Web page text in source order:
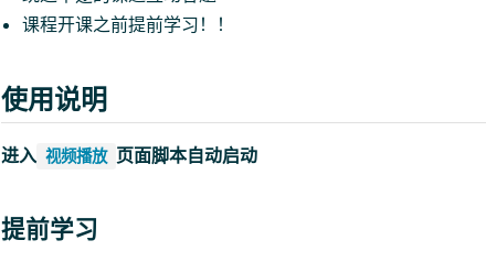
课程开课之前提前学习！！
使用说明
进入 视频播放 页面脚本自动启动
提前学习